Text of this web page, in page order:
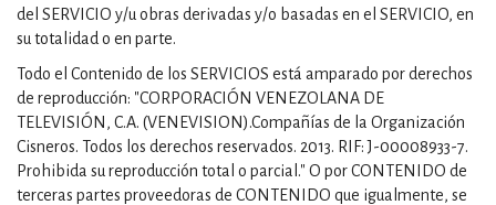
del SERVICIO y/u obras derivadas y/o basadas en el SERVICIO, en
su totalidad o en parte.
Todo el Contenido de los SERVICIOS está amparado por derechos
de reproducción: "CORPORACIÓN VENEZOLANA DE
TELEVISIÓN, C.A. (VENEVISION).Compañías de la Organización
Cisneros. Todos los derechos reservados. 2013. RIF: J-00008933-7.
Prohibida su reproducción total o parcial." O por CONTENIDO de
terceras partes proveedoras de CONTENIDO que igualmente, se